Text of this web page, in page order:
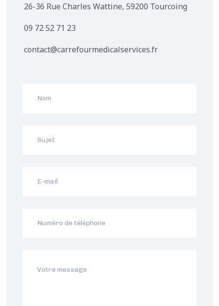
26-36 Rue Charles Wattine, 59200 Tourcoing
09 72 52 71 23
contact@carrefourmedicalservices.fr